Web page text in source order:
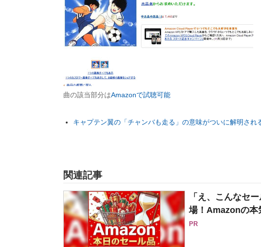
曲の該当部分はAmazonで試聴可能
キャプテン翼の「チャンバも走る」の意味がついに解明され
関連記事
「え、こんなセ
場！Amazonの本
PR